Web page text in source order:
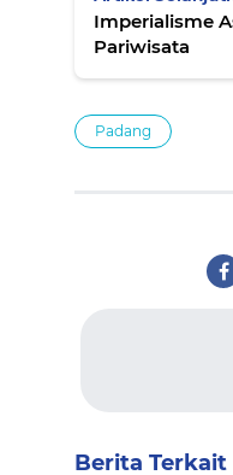
Imperialisme
Pariwisata
Padang
Berita Terkait